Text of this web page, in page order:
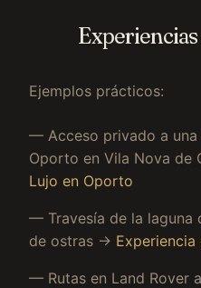
Ejemplos prácticos:
— Acceso privado a
Oporto en Vila Nova de
Lujo en Oporto
— Travesía de la laguna
de ostras → Experiencia
— Rutas en Land Rover